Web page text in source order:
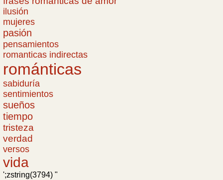
ilusión
mujeres
pasión
pensamientos
romanticas indirectas
románticas
sabiduría
sentimientos
sueños
tiempo
tristeza
verdad
versos
vida
';zstring(3794) "